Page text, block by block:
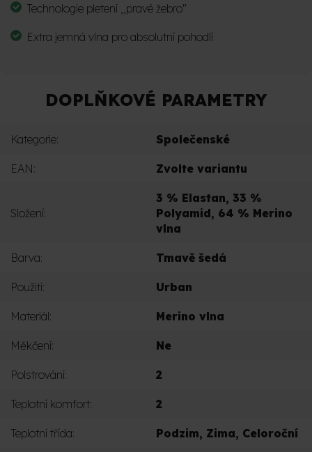
Technologie pletení ‚‚pravé žebro"
Extra jemná vlna pro absolutní pohodlí
DOPLŇKOVÉ PARAMETRY
Kategorie: Společenské
EAN: Zvolte variantu
Složení:
3 % Elastan, 33 %
Polyamid, 64 % Merino
vlna
Barva: Tmavě šedá
Použití: Urban
Materiál: Merino vlna
Měkčení: Ne
Polstrování: 2
Teplotní komfort: 2
Teplotní třída: Podzim, Zima, Celoroční